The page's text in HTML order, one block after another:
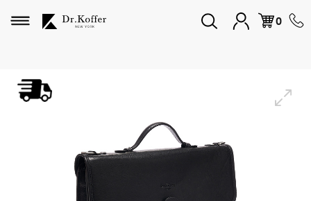
0
Избранное
Дорожная коллекция
Мужская коллекция
Женская коллекция